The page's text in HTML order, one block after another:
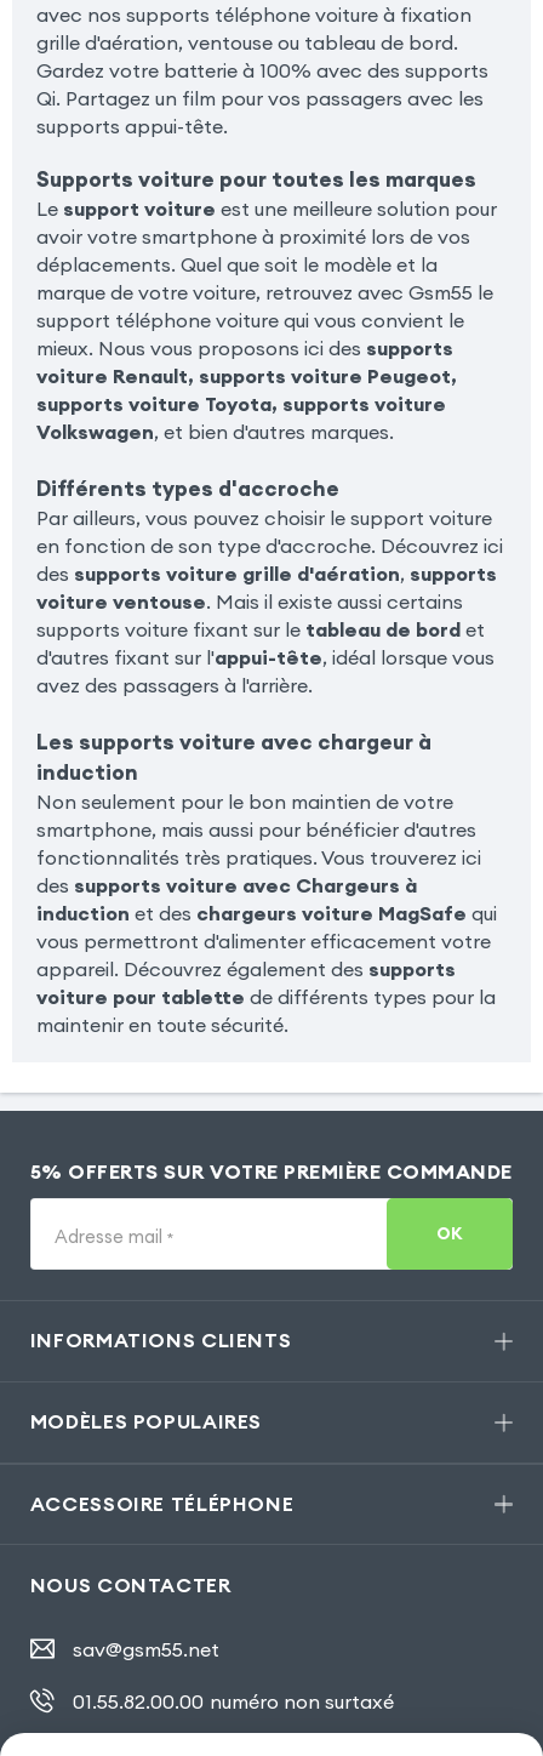
avec nos supports téléphone voiture à fixation
grille d'aération, ventouse ou tableau de bord.
Gardez votre batterie à 100% avec des supports
Qi. Partagez un film pour vos passagers avec les
supports appui-tête.
Supports voiture pour toutes les marques
Le support voiture est une meilleure solution pour
avoir votre smartphone à proximité lors de vos
déplacements. Quel que soit le modèle et la
marque de votre voiture, retrouvez avec Gsm55 le
support téléphone voiture qui vous convient le
mieux. Nous vous proposons ici des supports
voiture Renault, supports voiture Peugeot,
supports voiture Toyota, supports voiture
Volkswagen, et bien d'autres marques.
Différents types d'accroche
Par ailleurs, vous pouvez choisir le support voiture
en fonction de son type d'accroche. Découvrez ici
des supports voiture grille d'aération, supports
voiture ventouse. Mais il existe aussi certains
supports voiture fixant sur le tableau de bordet
d'autres fixant sur l'appui-tête, idéal lorsque vous
avez des passagers à l'arrière.
Les supports voiture avec chargeur à
induction
Non seulement pour le bon maintien de votre
smartphone, mais aussi pour bénéficier d'autres
fonctionnalités très pratiques. Vous trouverez ici
des supports voiture avec Chargeurs à
induction et des chargeurs voiture MagSafe qui
vous permettront d'alimenter efficacement votre
appareil. Découvrez également des supports
voiture pour tablette de différents types pour la
maintenir en toute sécurité.
5% OFFERTS SUR VOTRE PREMIÈRE COMMANDE
Adresse mail * OK
INFORMATIONS CLIENTS
MODÈLES POPULAIRES
ACCESSOIRE TÉLÉPHONE
NOUS CONTACTER
sav@gsm55.net
01.55.82.00.00 numéro non surtaxé